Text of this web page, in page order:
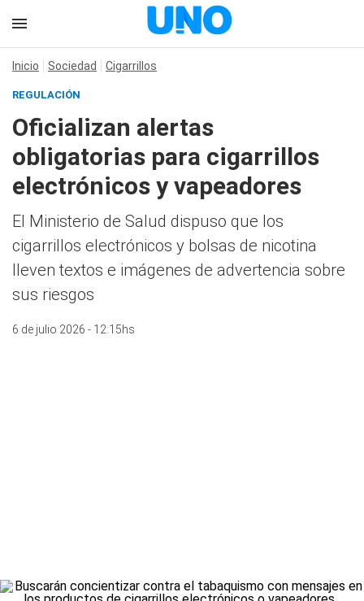
Inicio Sociedad Cigarrillos
REGULACIÓN
Oficializan alertas
obligatorias para cigarrillos
electrónicos y vapeadores
El Ministerio de Salud dispuso que los
cigarrillos electrónicos y bolsas de nicotina
lleven textos e imágenes de advertencia sobre
sus riesgos
6 de julio 2026 - 12:15hs